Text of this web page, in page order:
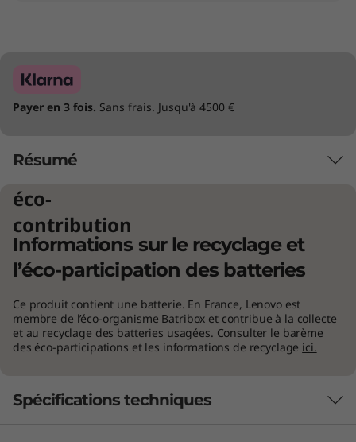
Payer en 3 fois. Sans frais. Jusqu'à 4500 €
Résumé
Conception sans aucun compromis
Le X390 Yoga a été conçu en pensant à la fois à
la flexibilité et à la fiabilité. Il bascule facilement
entre ses différents modes d’utilisation
(portable, tablette, chevalet et tente), selon vos
besoins du moment. Son stylet ThinkPad Pen
Pro intégré vous permet de laisser libre cours
à votre créativité en faisant des croquis, de
notes. Et pour la première fois sur un Série X
éco-
contribution
Informations sur le recyclage et
l’éco-participation des batteries
Ce produit contient une batterie. En France, Lenovo est
membre de l’éco-organisme Batribox et contribue à la collecte
et au recyclage des batteries usagées. Consulter le barème
des éco-participations et les informations de recyclage ici.
Spécifications techniques